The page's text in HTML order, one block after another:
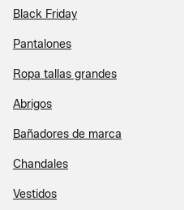
Black Friday
Pantalones
Ropa tallas grandes
Abrigos
Bañadores de marca
Chandales
Vestidos